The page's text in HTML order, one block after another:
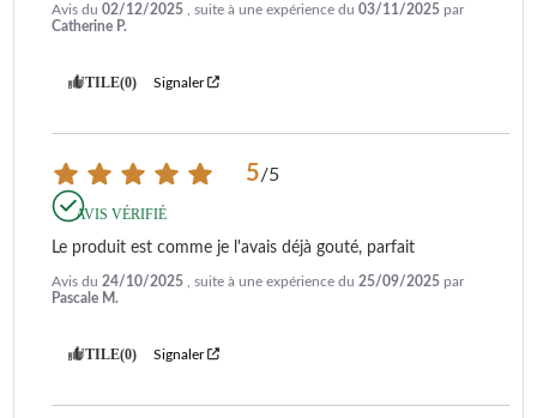
Avis du 02/12/2025 , suite à une expérience du 03/11/2025 par
Catherine P.
UTILE(0) Signaler
5/5
AVIS VÉRIFIÉ
Le produit est comme je l'avais déjà gouté, parfait
Avis du 24/10/2025 , suite à une expérience du 25/09/2025 par
Pascale M.
UTILE(0) Signaler